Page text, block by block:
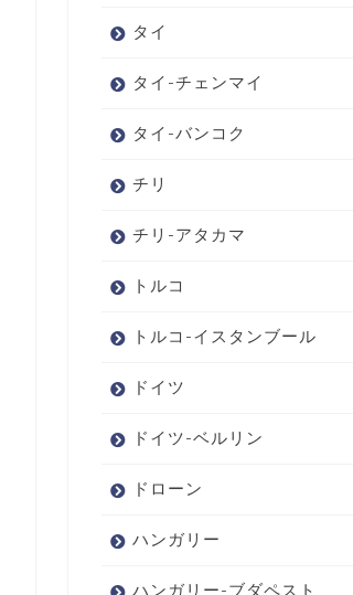
タイ
タイ-チェンマイ
タイ-バンコク
チリ
チリ-アタカマ
トルコ
トルコ-イスタンブール
ドイツ
ドイツ-ベルリン
ドローン
ハンガリー
ハンガリー-ブダペスト